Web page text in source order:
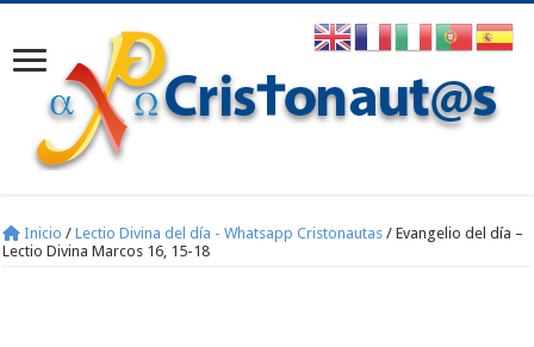
Inicio / Lectio Divina del día - Whatsapp Cristonautas / Evangelio del día –
Lectio Divina Marcos 16, 15-18